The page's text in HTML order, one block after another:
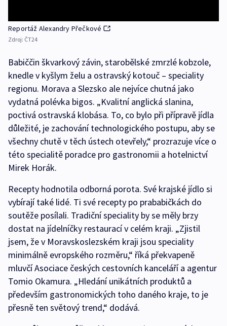
Reportáž Alexandry Přečkové
Zdroj: ČT24
Babiččin škvarkový závin, starobělské zmrzlé kobzole,
knedle v kyšlym želu a ostravský kotouč – speciality
regionu. Morava a Slezsko ale nejvíce chutná jako
vydatná polévka bigos. „Kvalitní anglická slanina,
poctivá ostravská klobása. To, co bylo při přípravě jídla
důležité, je zachování technologického postupu, aby se
všechny chutě v těch ústech otevřely,“ prozrazuje více o
této specialitě poradce pro gastronomii a hotelnictví
Mirek Horák.
Recepty hodnotila odborná porota. Své krajské jídlo si
vybírají také lidé. Ti své recepty po prababičkách do
soutěže posílali. Tradiční speciality by se měly brzy
dostat na jídelníčky restaurací v celém kraji. „Zjistil
jsem, že v Moravskoslezském kraji jsou speciality
minimálně evropského rozměru,“ říká překvapeně
mluvčí Asociace českých cestovních kanceláří a agentur
Tomio Okamura. „Hledání unikátních produktů a
především gastronomických toho daného kraje, to je
přesně ten světový trend,“ dodává.